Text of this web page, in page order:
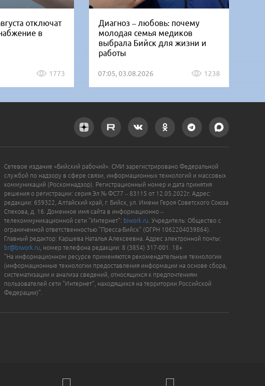
отключат
в
1773
Диагноз – любовь: почему
молодая семья медиков
выбрала Бийск для жизни и
работы
07:05, 03.08.2026 1238
Сетевое издание «Бийский рабочий». СМИ зарегистрировано Федеральной
службой по надзору в сфере связи, информационных технологий и массовых
коммуникаций (Роскомнадзор). Регистрационный номер и дата принятия
решения о регистрации: серия Эл № ФС77 – 83115 от 12.05.2022г. Адрес:
редакции: 659322, Алтайский край, г. Бийск, ул. Имени Героя Советского Союза
Спекова, д. 16. Доменное имя сайта в информационно –
телекоммуникационной сети "Интернет": biwork.ru . Учредитель: Общество с
ограниченной ответственностью "Пресса-Бийск" (ОГРН 1062204039864).
Главный редактор: Каршева Наталья Алексеевна. Адрес электронной почты:
br@biwork.ru , номер телефона редакции: 8 (3854) 317-001. 18+
"На информационном ресурсе применяются рекомендательные технологии
(информационные технологии предоставления информации на основе сбора,
систематизации и анализа сведений, относящихся к предпочтениям
пользователей сети "Интернет", находящихся на территории Российской
Федерации)".